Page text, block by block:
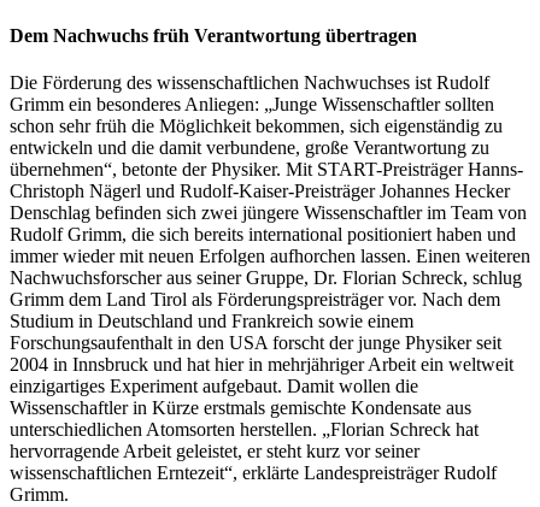
Dem Nachwuchs früh Verantwortung übertragen
Die Förderung des wissenschaftlichen Nachwuchses ist Rudolf
Grimm ein besonderes Anliegen: „Junge Wissenschaftler sollten
schon sehr früh die Möglichkeit bekommen, sich eigenständig zu
entwickeln und die damit verbundene, große Verantwortung zu
übernehmen“, betonte der Physiker. Mit START-Preisträger Hanns-
Christoph Nägerl und Rudolf-Kaiser-Preisträger Johannes Hecker
Denschlag befinden sich zwei jüngere Wissenschaftler im Team von
Rudolf Grimm, die sich bereits international positioniert haben und
immer wieder mit neuen Erfolgen aufhorchen lassen. Einen weiteren
Nachwuchsforscher aus seiner Gruppe, Dr. Florian Schreck, schlug
Grimm dem Land Tirol als Förderungspreisträger vor. Nach dem
Studium in Deutschland und Frankreich sowie einem
Forschungsaufenthalt in den USA forscht der junge Physiker seit
2004 in Innsbruck und hat hier in mehrjähriger Arbeit ein weltweit
einzigartiges Experiment aufgebaut. Damit wollen die
Wissenschaftler in Kürze erstmals gemischte Kondensate aus
unterschiedlichen Atomsorten herstellen. „Florian Schreck hat
hervorragende Arbeit geleistet, er steht kurz vor seiner
wissenschaftlichen Erntezeit“, erklärte Landespreisträger Rudolf
Grimm.